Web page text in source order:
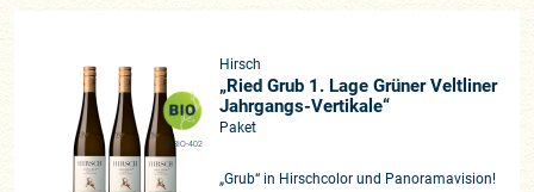
AT-BIO-402
Hirsch
„Ried Grub 1. Lage Grüner Veltliner
Jahrgangs-Vertikale“
Paket
„Grub“ in Hirschcolor und Panoramavision!